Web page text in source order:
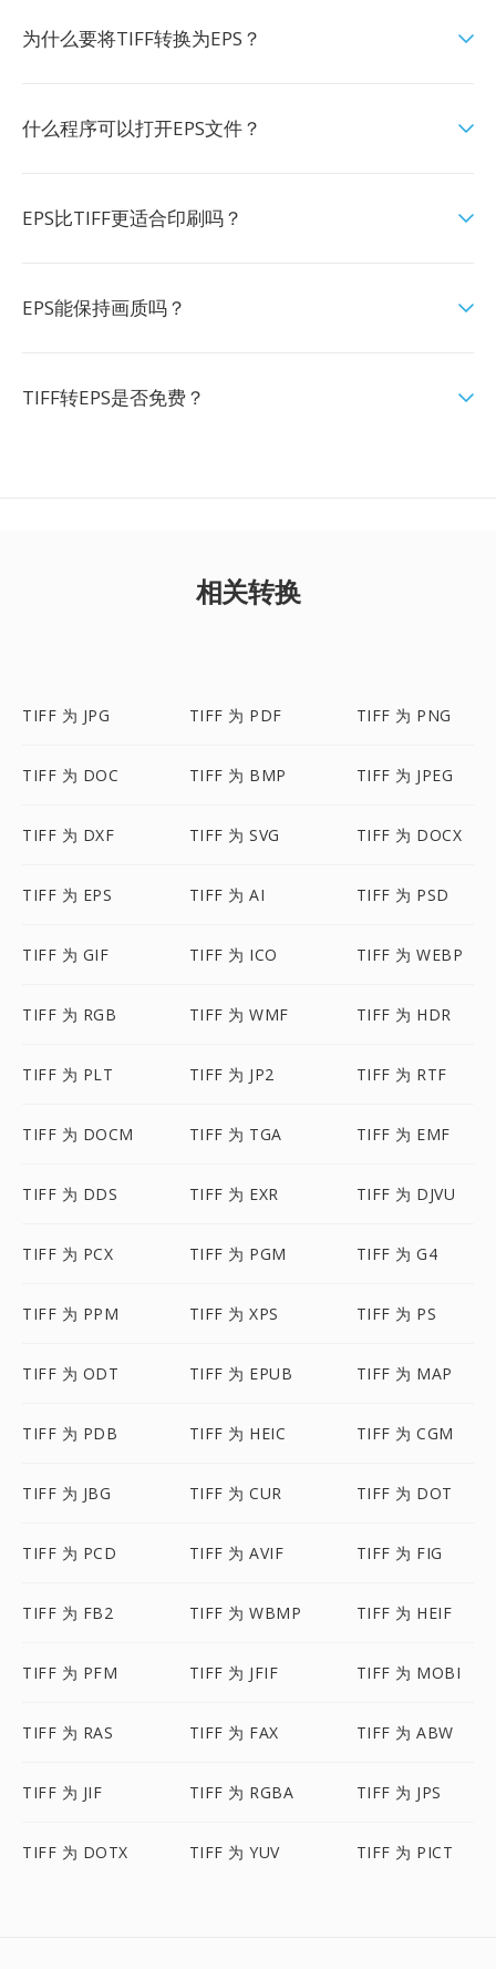
为什么要将TIFF转换为EPS？
什么程序可以打开EPS文件？
EPS比TIFF更适合印刷吗？
EPS能保持画质吗？
TIFF转EPS是否免费？
相关转换
TIFF 为 JPG TIFF 为 PDF TIFF 为 PNG
TIFF 为 DOC TIFF 为 BMP TIFF 为 JPEG
TIFF 为 DXF TIFF 为 SVG TIFF 为 DOCX
TIFF 为 EPS TIFF 为 AI TIFF 为 PSD
TIFF 为 GIF TIFF 为 ICO TIFF 为 WEBP
TIFF 为 RGB TIFF 为 WMF TIFF 为 HDR
TIFF 为 PLT TIFF 为 JP2 TIFF 为 RTF
TIFF 为 DOCM TIFF 为 TGA TIFF 为 EMF
TIFF 为 DDS TIFF 为 EXR TIFF 为 DJVU
TIFF 为 PCX TIFF 为 PGM TIFF 为 G4
TIFF 为 PPM TIFF 为 XPS TIFF 为 PS
TIFF 为 ODT TIFF 为 EPUB TIFF 为 MAP
TIFF 为 PDB TIFF 为 HEIC TIFF 为 CGM
TIFF 为 JBG TIFF 为 CUR TIFF 为 DOT
TIFF 为 PCD TIFF 为 AVIF TIFF 为 FIG
TIFF 为 FB2 TIFF 为 WBMP TIFF 为 HEIF
TIFF 为 PFM TIFF 为 JFIF TIFF 为 MOBI
TIFF 为 RAS TIFF 为 FAX TIFF 为 ABW
TIFF 为 JIF TIFF 为 RGBA TIFF 为 JPS
TIFF 为 DOTX TIFF 为 YUV TIFF 为 PICT